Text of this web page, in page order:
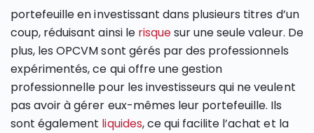
portefeuille en investissant dans plusieurs titres d’un
coup, réduisant ainsi le risquesur une seule valeur. De
plus, les OPCVM sont gérés par des professionnels
expérimentés, ce qui offre une gestion
professionnelle pour les investisseurs qui ne veulent
pas avoir à gérer eux-mêmes leur portefeuille. Ils
sont également liquides, ce qui facilite l’achat et la